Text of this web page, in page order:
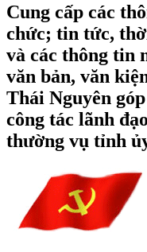
Cung cấp các
chức; tin tức,
và các thông tin
văn bản, văn
Thái Nguyên
công tác lãnh
thường vụ tỉnh